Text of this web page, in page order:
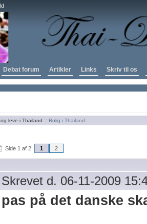
Debat forum Artikler Links Skriv til os
leve i Thailand :: Bolig i Thailand
Side 1 af 2: 1 2
Skrevet d. 06-11-2009
pas på det danske